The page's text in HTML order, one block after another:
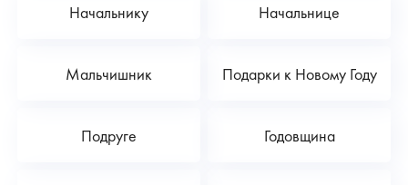
Начальнику Начальнице
Мальчишник Подарки к Новому Году
Подруге Годовщина